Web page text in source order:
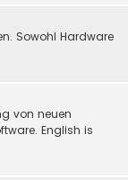
Sowohl Hardware
von neuen
English is